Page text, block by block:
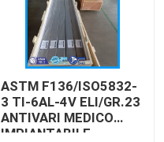
ASTM F136/ISO5832-
3 TI-6AL-4V ELI/GR.23
ANTIVARI MEDICO
IMPIANTABILE